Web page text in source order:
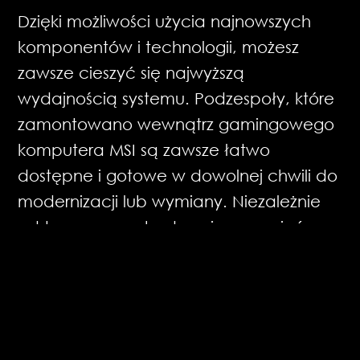
Dzięki możliwości użycia najnowszych
komponentów i technologii, możesz
zawsze cieszyć się najwyższą
wydajnością systemu. Podzespoły, które
zamontowano wewnątrz gamingowego
komputera MSI są zawsze łatwo
dostępne i gotowe w dowolnej chwili do
modernizacji lub wymiany. Niezależnie
od tego, czy rozbudowujesz pamięć